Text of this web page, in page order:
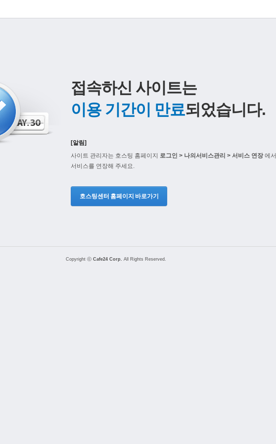
접속하신 사이트는
이용 기간이 만료되었습니다.
[알림]
사이트 관리자는 호스팅 홈페이지 로그인 > 나의서비스관리 > 서비스 연장에서
서비스를 연장해 주세요.
호스팅센터 홈페이지 바로가기
Copyright ⓒ Cafe24 Corp. All Rights Reserved.